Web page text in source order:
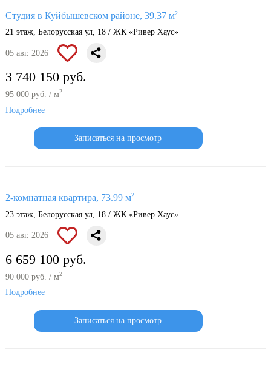
Студия в Куйбышевском районе, 39.37 м2
21 этаж, Белорусская ул, 18 / ЖК «Ривер Хаус»
05 авг. 2026
3 740 150 руб.
95 000 руб. / м2
Подробнее
Записаться на просмотр
2-комнатная квартира, 73.99 м2
23 этаж, Белорусская ул, 18 / ЖК «Ривер Хаус»
05 авг. 2026
6 659 100 руб.
90 000 руб. / м2
Подробнее
Записаться на просмотр